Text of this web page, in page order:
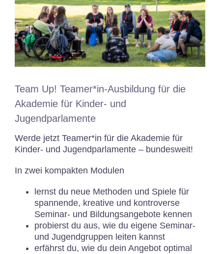
Team Up! Teamer*in-Ausbildung für die
Akademie für Kinder- und
Jugendparlamente
Werde jetzt Teamer*in für die Akademie für
Kinder- und Jugendparlamente – bundesweit!
In zwei kompakten Modulen
lernst du neue Methoden und Spiele für
spannende, kreative und kontroverse
Seminar- und Bildungsangebote kennen
probierst du aus, wie du eigene Seminar-
und Jugendgruppen leiten kannst
erfährst du, wie du dein Angebot optimal